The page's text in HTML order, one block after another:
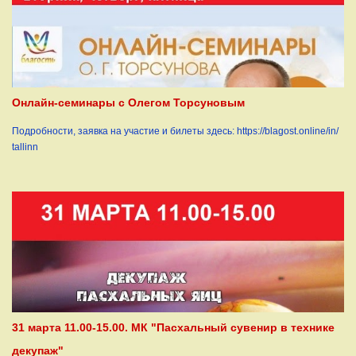
Онлайн-семинары с Олегом Торсуновым
Подробности, заявка на участие и билеты здесь: https://blagost.online/in/
tallinn
31 марта 11.00-15.00. МК "Пасхальный сувенир в технике
декупаж"